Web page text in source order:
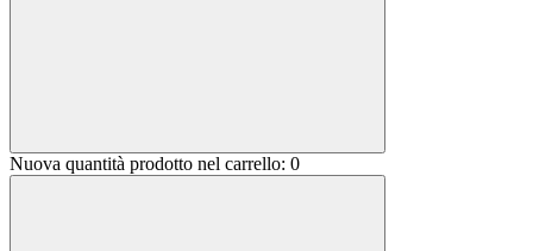
Nuova quantità prodotto nel carrello: 0